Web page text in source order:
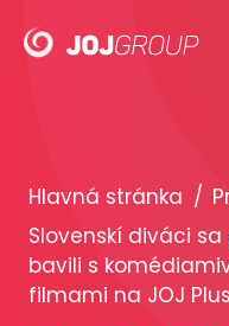
Brandy
Produkty
PRODUKCIA
Hlavná stránka /
Slovenskí diváci
bavili s
filmami na JOJ